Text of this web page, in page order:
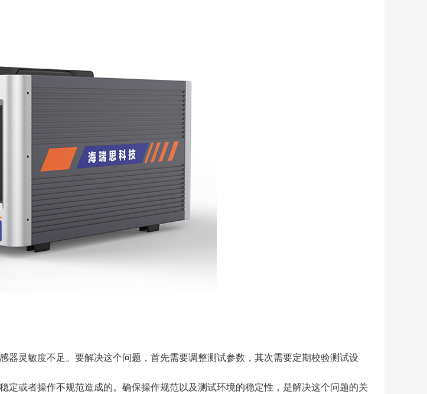
灵敏度不足。要解决这个问题，首先需要调整测试参数，其次需要定期校验测试设
或者操作不规范造成的。确保操作规范以及测试环境的稳定性，是解决这个问题的关